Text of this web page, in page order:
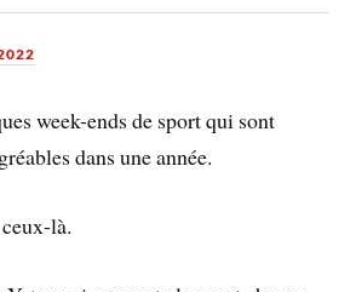
week-ends de sport qui sont
dans une année.
là.